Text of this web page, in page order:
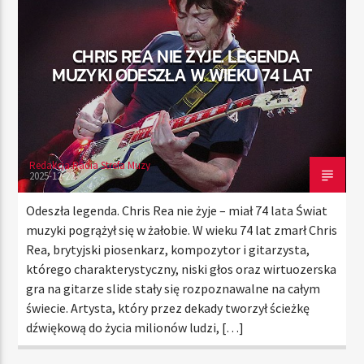
RADIO STREFA MUZY
00:00 21:00
CHRIS REA NIE ŻYJE. LEGENDA
MUZYKI ODESZŁA W WIEKU 74 LAT
Redakcja Radia Strefa Muzy
2025-12-22
Odeszła legenda. Chris Rea nie żyje – miał 74 lata Świat
muzyki pogrążył się w żałobie. W wieku 74 lat zmarł Chris
Rea, brytyjski piosenkarz, kompozytor i gitarzysta,
którego charakterystyczny, niski głos oraz wirtuozerska
gra na gitarze slide stały się rozpoznawalne na całym
świecie. Artysta, który przez dekady tworzył ścieżkę
dźwiękową do życia milionów ludzi, […]